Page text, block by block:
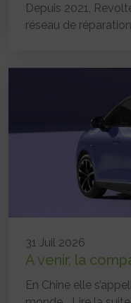
Depuis 2021,
réseau de
31 Juil 2026
A venir, la
En Chine elle